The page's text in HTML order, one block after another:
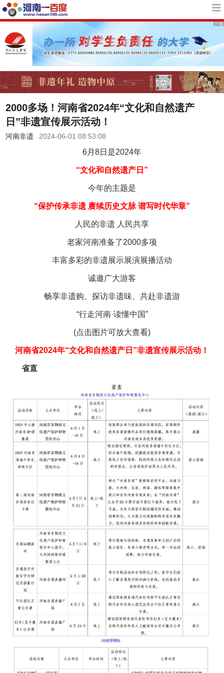
2000多场！河南省2024年“文化和自然遗产
日”非遗宣传展示活动！
河南非遗 2024-06-01 08:53:08
6月8日是2024年
“文化和自然遗产日”
今年的主题是
“保护传承非遗 赓续历史文脉 谱写时代华章”
人民的非遗 人民共享
老家河南准备了2000多项
丰富多彩的非遗展示展演展播活动
诚邀广大游客
畅享非遗购、探访非遗味、共赴非遗游
“行走河南·读懂中国”
(点击图片可放大查看)
河南省2024年“文化和自然遗产日”非遗宣传展示活动！
省直